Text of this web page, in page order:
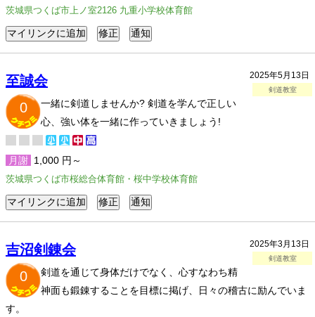
茨城県つくば市上ノ室2126 九重小学校体育館
2025年5月13日
剣道教室
至誠会
0
一緒に剣道しませんか? 剣道を学んで正しい
心、強い体を一緒に作っていきましょう!
月謝 1,000 円～
茨城県つくば市桜総合体育館・桜中学校体育館
2025年3月13日
剣道教室
吉沼剣錬会
0
剣道を通じて身体だけでなく、心すなわち精
神面も鍛錬することを目標に掲げ、日々の稽古に励んでいま
す。